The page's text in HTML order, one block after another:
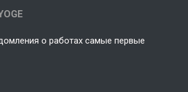
о работах самые первые